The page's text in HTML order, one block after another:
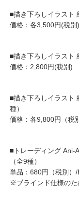
■描き下ろしイラスト
価格：各3,500円(税別)
■描き下ろしイラスト
価格：2,800円(税別)
■描き下ろしイラスト
種）
価格：各9,800円（税
■トレーディング Ani-
（全9種）
単品：680円（税別）/
※ブラインド仕様のた